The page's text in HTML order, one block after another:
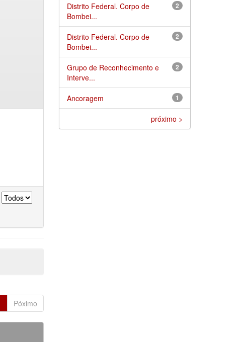
Póximo
2
Distrito Federal. Corpo de
Bombei...
2
Distrito Federal. Corpo de
Bombei...
2
Grupo de Reconhecimento e
Interve...
1
Ancoragem
próximo >